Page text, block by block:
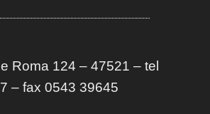
Roma 124 – 47521 – tel
– fax 0543 39645